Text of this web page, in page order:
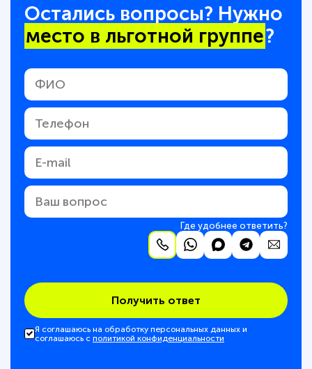
Остались вопросы? Нужно
место в льготной группе?
Где удобнее ответить?
Получить ответ
Я соглашаюсь на обработку персональных данных и
соглашаюсь с политикой конфиденциальности